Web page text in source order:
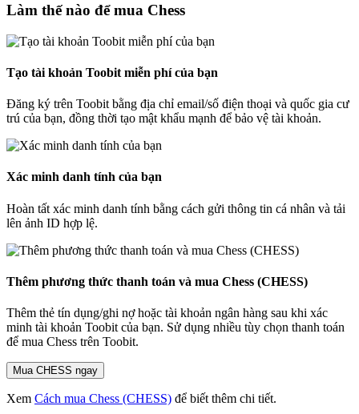
Làm thế nào để mua Chess
Tạo tài khoản Toobit miễn phí của bạn
Đăng ký trên Toobit bằng địa chỉ email/số điện thoại và quốc gia cư
trú của bạn, đồng thời tạo mật khẩu mạnh để bảo vệ tài khoản.
Xác minh danh tính của bạn
Hoàn tất xác minh danh tính bằng cách gửi thông tin cá nhân và tải
lên ảnh ID hợp lệ.
Thêm phương thức thanh toán và mua Chess (CHESS)
Thêm thẻ tín dụng/ghi nợ hoặc tài khoản ngân hàng sau khi xác
minh tài khoản Toobit của bạn. Sử dụng nhiều tùy chọn thanh toán
để mua Chess trên Toobit.
Mua CHESS ngay
Xem Cách mua Chess (CHESS) để biết thêm chi tiết.